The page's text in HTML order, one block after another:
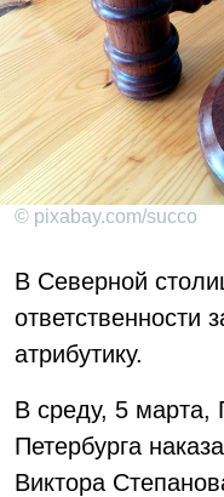
© pixabay.com/succo
В Северной
ответственности
атрибутику.
В среду, 5 марта,
Петербурга
Виктора